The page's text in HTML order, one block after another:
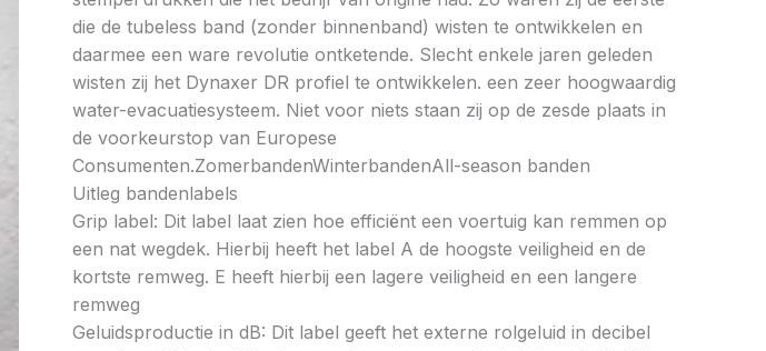
die de tubeless band (zonder binnenband) wisten te ontwikkelen en
daarmee een ware revolutie ontketende. Slecht enkele jaren geleden
wisten zij het Dynaxer DR profiel te ontwikkelen. een zeer hoogwaardig
water-evacuatiesysteem. Niet voor niets staan zij op de zesde plaats in
de voorkeurstop van Europese
Consumenten.ZomerbandenWinterbandenAll-season banden
Uitleg bandenlabels
Grip label: Dit label laat zien hoe efficiënt een voertuig kan remmen op
een nat wegdek. Hierbij heeft het label A de hoogste veiligheid en de
kortste remweg. E heeft hierbij een lagere veiligheid en een langere
remweg
Geluidsproductie in dB: Dit label geeft het externe rolgeluid in decibel